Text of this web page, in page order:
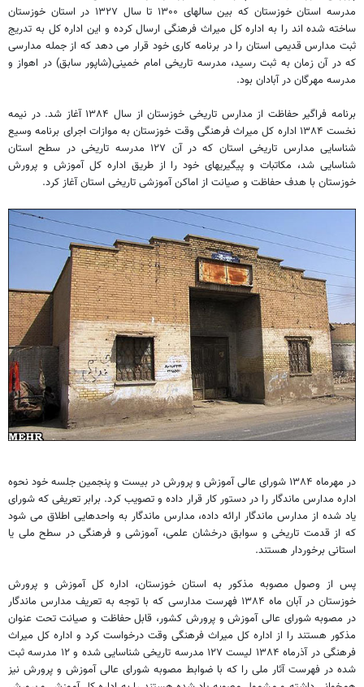
مدرسه استان خوزستان که بین سالهای ۱۳۰۰ تا سال ۱۳۲۷ در استان خوزستان
ساخته شده اند را به اداره کل میراث فرهنگی ارسال کرده و این اداره کل به تدریج
ثبت مدارس قدیمی استان را در برنامه کاری خود قرار می دهد که از جمله مدارسی
که در آن زمان به ثبت رسید، مدرسه تاریخی امام خمینی(شاپور سابق) در اهواز و
مدرسه مهرگان در آبادان بود.
برنامه فراگیر حفاظت از مدارس تاریخی خوزستان از سال ۱۳۸۴ آغاز شد. در نیمه
نخست ۱۳۸۴ اداره کل میراث فرهنگی وقت خوزستان به موازات اجرای برنامه وسیع
شناسایی مدارس تاریخی استان که در آن ۱۲۷ مدرسه تاریخی در سطح استان
شناسایی شد، مکاتبات و پیگیریهای خود را از طریق اداره کل آموزش و پرورش
خوزستان با هدف حفاظت و صیانت از اماکن آموزشی تاریخی استان آغاز کرد.
در مهرماه ۱۳۸۴ شورای عالی آموزش و پرورش در بیست و پنجمین جلسه خود نحوه
اداره مدارس ماندگار را در دستور کار قرار داده و تصویب کرد. برابر تعریفی که شورای
یاد شده از مدارس ماندگار ارائه داده، مدارس ماندگار به واحدهایی اطلاق می شود
که از قدمت تاریخی و سوابق درخشان علمی، آموزشی و فرهنگی در سطح ملی یا
استانی برخوردار هستند.
پس از وصول مصوبه مذکور به استان خوزستان، اداره کل آموزش و پرورش
خوزستان در آبان ماه ۱۳۸۴ فهرست مدارسی که با توجه به تعریف مدارس ماندگار
در مصوبه شورای عالی آموزش و پرورش کشور، قابل حفاظت و صیانت تحت عنوان
مذکور هستند را از اداره کل میراث فرهنگی وقت درخواست کرد و اداره کل میراث
فرهنگی در آذرماه ۱۳۸۴ لیست ۱۲۷ مدرسه تاریخی شناسایی شده و ۱۲ مدرسه ثبت
شده در فهرست آثار ملی را که با ضوابط مصوبه شورای عالی آموزش و پرورش نیز